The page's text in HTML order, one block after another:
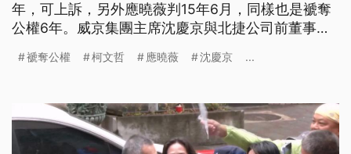
年，可上訴，另外應曉薇判15年6月，同樣也是褫奪
公權6年。威京集團主席沈慶京與北捷公司前董事長
關鍵被告一審都有罪，而面對全案，北檢則回應，收
褫奪公權 柯文哲 應曉薇 沈慶京 ...